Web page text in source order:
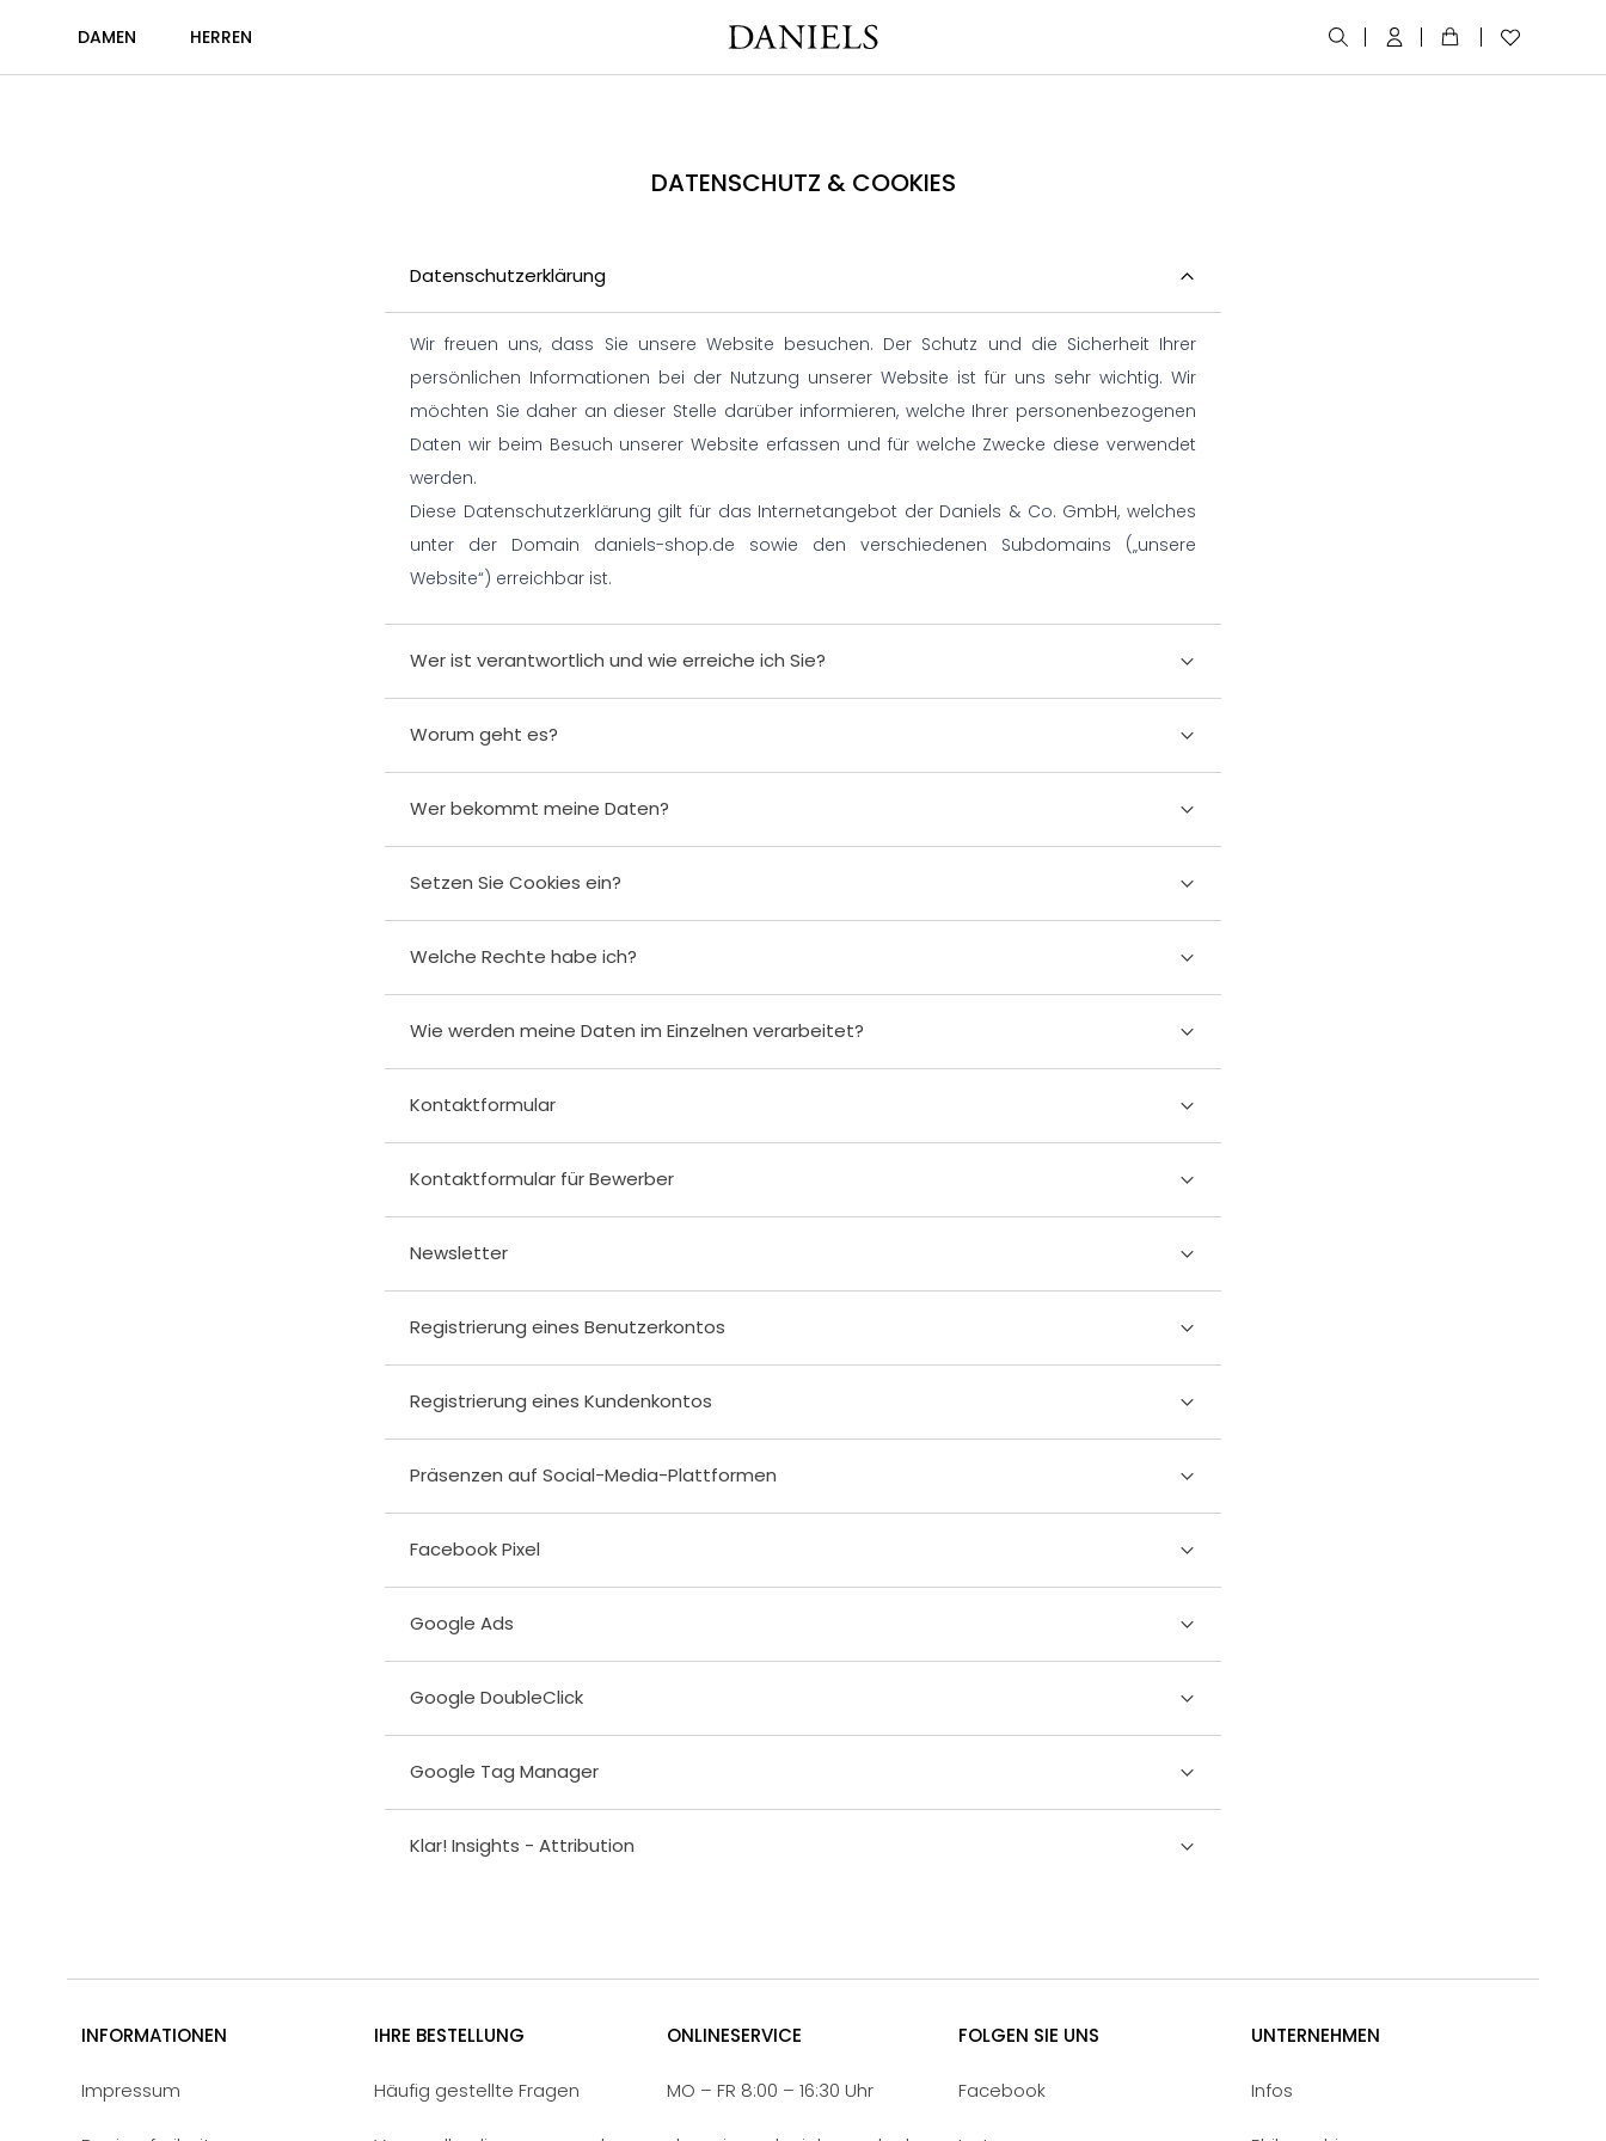
DAMEN HERREN
DATENSCHUTZ & COOKIES
Datenschutzerklärung
Wir freuen uns, dass Sie unsere Website besuchen. Der Schutz und die Sicherheit Ihrer
persönlichen Informationen bei der Nutzung unserer Website ist für uns sehr wichtig. Wir
möchten Sie daher an dieser Stelle darüber informieren, welche Ihrer personenbezogenen
Daten wir beim Besuch unserer Website erfassen und für welche Zwecke diese verwendet
werden.
Diese Datenschutzerklärung gilt für das Internetangebot der Daniels & Co. GmbH, welches
unter der Domain daniels-shop.de sowie den verschiedenen Subdomains („unsere
Website“) erreichbar ist.
Wer ist verantwortlich und wie erreiche ich Sie?
Worum geht es?
Wer bekommt meine Daten?
Setzen Sie Cookies ein?
Welche Rechte habe ich?
Wie werden meine Daten im Einzelnen verarbeitet?
Kontaktformular
Kontaktformular für Bewerber
Newsletter
Registrierung eines Benutzerkontos
Registrierung eines Kundenkontos
Präsenzen auf Social-Media-Plattformen
Facebook Pixel
Google Ads
Google DoubleClick
Google Tag Manager
Klar! Insights - Attribution
INFORMATIONEN
Impressum
IHRE BESTELLUNG
Häufig gestellte Fragen
ONLINESERVICE
MO – FR 8:00 – 16:30 Uhr
FOLGEN SIE UNS
Facebook
UNTERNEHMEN
Infos